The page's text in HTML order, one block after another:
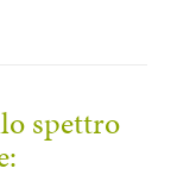
spettro